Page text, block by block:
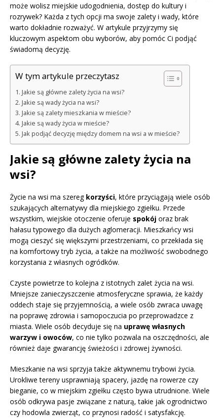
może wolisz miejskie udogodnienia, dostęp do kultury i
rozrywek? Każda z tych opcji ma swoje zalety i wady, które
warto dokładnie rozważyć. W artykule przyjrzymy się
kluczowym aspektom obu wyborów, aby pomóc Ci podjąć
świadomą decyzję.
W tym artykule przeczytasz
Jakie są główne zalety życia na wsi?
Jakie są wady życia na wsi?
Jakie są zalety mieszkania w mieście?
Jakie są wady życia w mieście?
Jak podjąć decyzję między domem na wsi a w mieście?
Jakie są główne zalety życia na
wsi?
Życie na wsi ma szereg korzyści, które przyciągają wiele osób
szukających alternatywy dla miejskiego zgiełku. Przede
wszystkim, wiejskie otoczenie oferuje spokój oraz brak
hałasu typowego dla dużych aglomeracji. Mieszkańcy wsi
mogą cieszyć się większymi przestrzeniami, co przekłada się
na komfortowy tryb życia, a także na możliwość swobodnego
korzystania z własnych ogródków.
Czyste powietrze to kolejna z istotnych zalet życia na wsi.
Mniejsze zanieczyszczenie atmosferyczne sprawia, że każdy
oddech staje się przyjemnością, a wiele osób zwraca uwagę
na poprawę zdrowia i samopoczucia po przeprowadzce z
miasta. Wiele osób decyduje się na uprawę własnych
warzyw i owoców, co nie tylko pozwala na oszczędności, ale
również daje gwarancję świeżości i zdrowej żywności.
Mieszkanie na wsi sprzyja także aktywnemu trybowi życia.
Urokliwe tereny usprawniają spacery, jazdę na rowerze czy
bieganie, co w miejskim zgiełku często bywa utrudnione. Wiele
osób odkrywa pasje związane z naturą, takie jak ogrodnictwo
czy hodowla zwierząt, co przynosi radość i satysfakcję.